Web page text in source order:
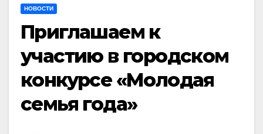
НОВОСТИ
Приглашаем к
участию в городском
конкурсе «Молодая
семья года»